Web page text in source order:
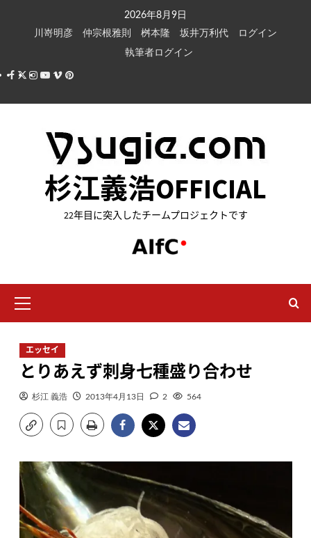
キ
2026年8月9日
川嵜明彦
仲宗根雅則 桝本隆 坂井万利代
ログイン
執筆者ログイン
Facebook
X Instagram
Youtube
VimeoPinterest
杉江義浩OFFICIAL
22年目に突入したチームプロジェクトです
イ
ン
ニ
ュ
ー
エッセイ
とりあえず刺身七種盛り合わせ
杉江 義浩 2013年4月13日 2 564